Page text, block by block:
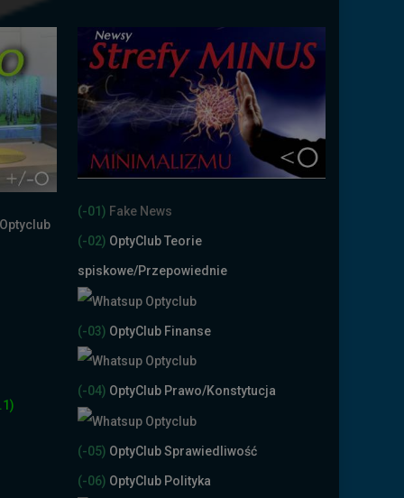
(-01) Fake News
(-02) OptyClub Teorie
spiskowe/Przepowiednie
(-03) OptyClub Finanse
(-04) OptyClub Prawo/Konstytucja
(-05) OptyClub Sprawiedliwość
(-06) OptyClub Polityka